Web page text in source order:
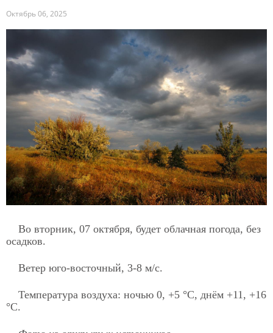
Октябрь 06, 2025
Во вторник, 07 октября, будет облачная погода, без
осадков.
Ветер юго-восточный, 3-8 м/с.
Температура воздуха: ночью 0, +5 °C, днём +11, +16
°C.